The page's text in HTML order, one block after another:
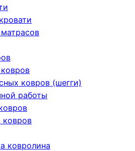
ковров (шегги)
работы
ковров
ковролина